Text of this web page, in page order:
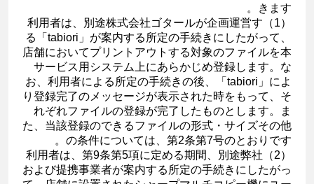
きます。
（1）利用者は、別途株式会社ゴタールが企画運営す
る「tabiori」が案内する所定の手続きにしたがって、
店舗においてプリントアウトする対象のファイルを本
サービス用システム上にあらかじめ登録します。な
お、利用者による所定の手続きの後、「tabiori」によ
り登録完了のメッセージが表示された時をもって、そ
れぞれファイルの登録が完了したものとします。ま
た、当該登録のできるファイルの形式・サイズその他
の条件については、第2条第7号のとおりです。
（2）利用者は、第9条第5項に定める期間、別途弊社
および提携事業者が案内する所定の手続きにしたがっ